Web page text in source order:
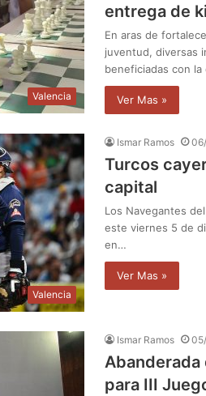
Valencia
entrega de
En aras de
juventud, diversas
beneficiadas con
Ver Mas »
Valencia
Ismar Ramos
Turcos
capital
Los Navegantes
este viernes 5 de
en…
Ver Mas »
Ismar Ramos
para III